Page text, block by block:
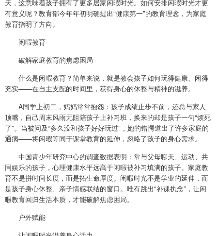
天，这意味着孩子拥有了更多居家闲暇时光。如何安排闲暇时光才更
有意义呢？教育部今年年初明确提出“健康第一”的教育理念，为家庭
教育指明了方向。
闲暇教育
破解家庭教育的焦虑困局
什么是闲暇教育？简单来说，就是教会孩子如何玩得健康、闲得
充实——在自主支配的时间里，获得身心的休整与精神的滋养。
A同学上初二，妈妈常常抱怨：孩子成绩止步不前，还总与家人
顶嘴，自己周末风雨无阻陪孩子上补习班，换来的却是孩子一句“烦死
了”。当被问及“多久没和孩子好好玩过”，她的错愕道出了许多家庭的
通病——将闲暇等同于课堂教育的延伸，忽略了孩子的身心需求。
中国青少年研究中心的调查数据表明：常与父母聊天、运动、共
同娱乐的孩子，心理健康水平远高于闲暇被补习填满的孩子。家庭教
育不是拼时间长度，而是拓生命厚度。闲暇时光不是学业的延伸，而
是孩子身心休整、亲子情感联结的窗口。唯有跳出“补课执念”，让闲
暇教育回归生活本质，才能破解焦虑困局。
户外赋能